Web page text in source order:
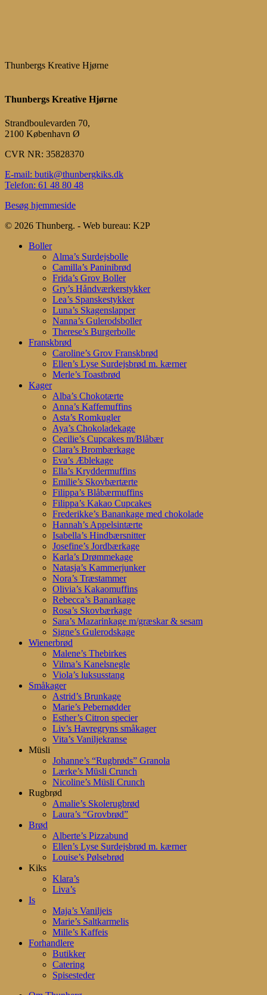
Thunbergs Kreative Hjørne
Thunbergs Kreative Hjørne
Strandboulevarden 70,
2100 København Ø
CVR NR: 35828370
E-mail: butik@thunbergkiks.dk
Telefon: 61 48 80 48
Besøg hjemmeside
© 2026 Thunberg. - Web bureau: K2P
Close
Boller
Alma’s Surdejsbolle
Camilla’s Paninibrød
Frida’s Grov Boller
Gry’s Håndværkerstykker
Lea’s Spanskestykker
Luna’s Skagenslapper
Nanna’s Gulerodsboller
Therese’s Burgerbolle
Franskbrød
Caroline’s Grov Franskbrød
Ellen’s Lyse Surdejsbrød m. kærner
Merle’s Toastbrød
Kager
Alba’s Chokotærte
Anna’s Kaffemuffins
Asta’s Romkugler
Aya’s Chokoladekage
Cecilie’s Cupcakes m/Blåbær
Clara’s Brombærkage
Eva’s Æblekage
Ella’s Kryddermuffins
Emilie’s Skovbærtærte
Filippa’s Blåbærmuffins
Filippa’s Kakao Cupcakes
Frederikke’s Banankage med chokolade
Hannah’s Appelsintærte
Isabella’s Hindbærsnitter
Josefine’s Jordbærkage
Karla’s Drømmekage
Natasja’s Kammerjunker
Nora’s Træstammer
Olivia’s Kakaomuffins
Rebecca’s Banankage
Rosa’s Skovbærkage
Sara’s Mazarinkage m/græskar & sesam
Signe’s Gulerodskage
Wienerbrød
Malene’s Thebirkes
Vilma’s Kanelsnegle
Viola’s luksusstang
Småkager
Astrid’s Brunkage
Marie’s Pebernødder
Esther’s Citron specier
Liv’s Havregryns småkager
Vita’s Vaniljekranse
Müsli
Johanne’s “Rugbrøds” Granola
Lærke’s Müsli Crunch
Nicoline’s Müsli Crunch
Rugbrød
Amalie’s Skolerugbrød
Laura’s “Grovbrød”
Brød
Alberte’s Pizzabund
Ellen’s Lyse Surdejsbrød m. kærner
Louise’s Pølsebrød
Kiks
Klara’s
Liva’s
Is
Maja’s Vaniljeis
Marie’s Saltkarmelis
Mille’s Kaffeis
Forhandlere
Butikker
Catering
Spisesteder